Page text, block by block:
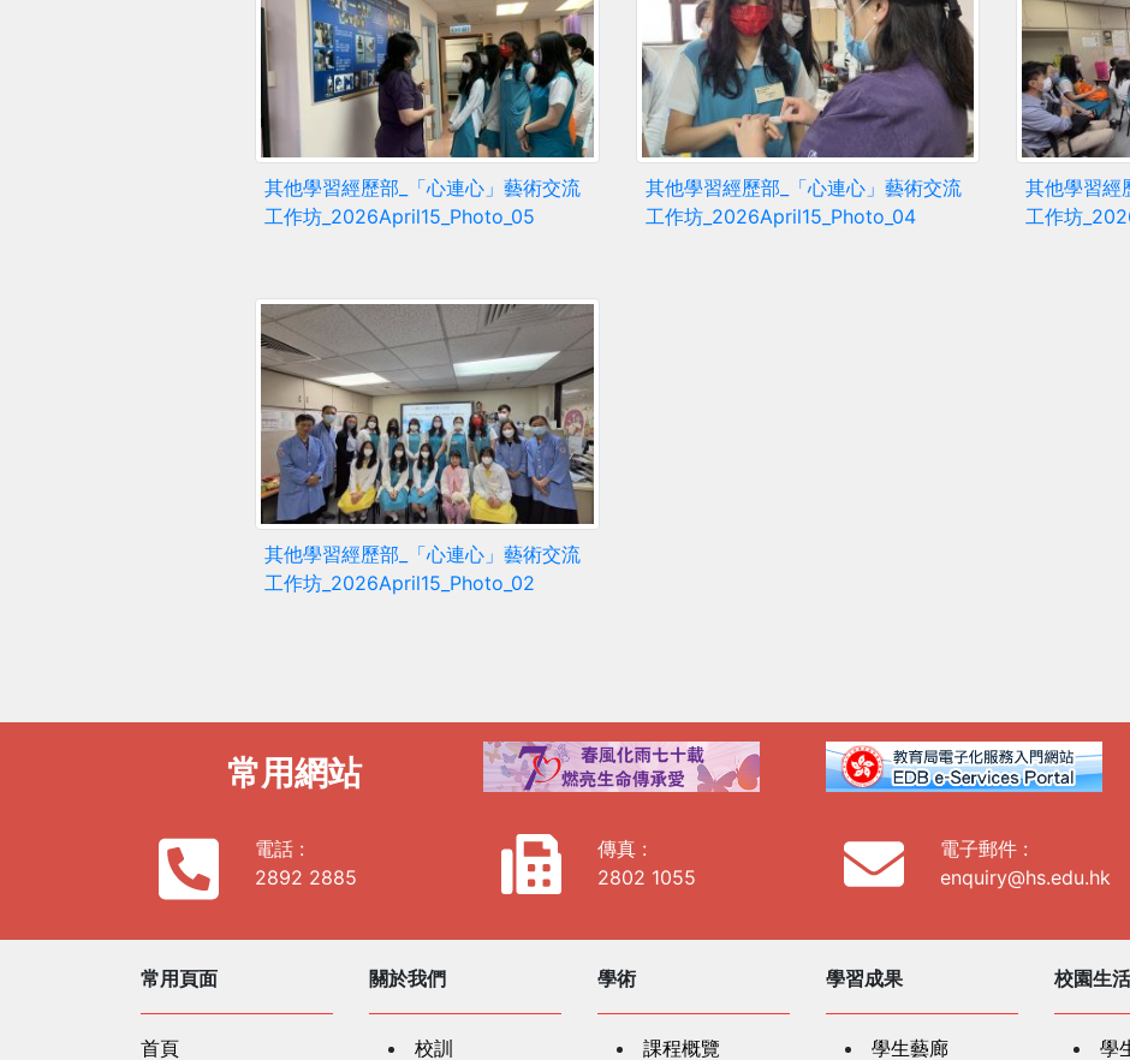
其他學習經歷部_「心連心」藝術交流
工作坊_2026April15_Photo_05
其他學習經歷部_「心連心」藝術交流
工作坊_2026April15_Photo_04
其他學習經
工作坊
其他學習經歷部_「心連心」藝術交流
工作坊_2026April15_Photo_02
常用網站
電話 :
2892 2885
傳真 :
2802 1055
電子郵件 :
enquiry@hs.edu.hk
常用頁面
首頁
關於我們
校訓
學術
課程概覽
學習成果
學生藝廊
校園生活
學